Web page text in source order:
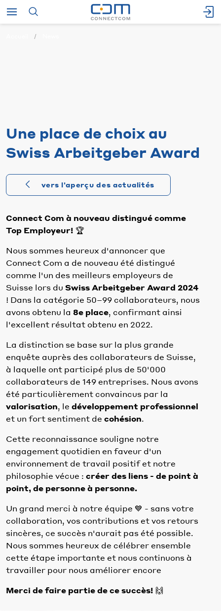
Une place de choix au
Swiss Arbeitgeber Award
vers l'aperçu des actualités
Connect Com à nouveau distingué comme
Top Employeur! 🏆
Nous sommes heureux d'annoncer que
Connect Com a de nouveau été distingué
comme l'un des meilleurs employeurs de
Suisse lors du Swiss Arbeitgeber Award 2024
! Dans la catégorie 50–99 collaborateurs, nous
avons obtenu la 8e place, confirmant ainsi
l'excellent résultat obtenu en 2022.
La distinction se base sur la plus grande
enquête auprès des collaborateurs de Suisse,
à laquelle ont participé plus de 50'000
collaborateurs de 149 entreprises. Nous avons
été particulièrement convaincus par la
valorisation, le développement professionnel
et un fort sentiment de cohésion.
Cette reconnaissance souligne notre
engagement quotidien en faveur d'un
environnement de travail positif et notre
philosophie vécue : créer des liens - de point à
point, de personne à personne.
Un grand merci à notre équipe 💙 - sans votre
collaboration, vos contributions et vos retours
sincères, ce succès n'aurait pas été possible.
Nous sommes heureux de célébrer ensemble
cette étape importante et nous continuons à
travailler pour nous améliorer encore
Merci de faire partie de ce succès! 🙌